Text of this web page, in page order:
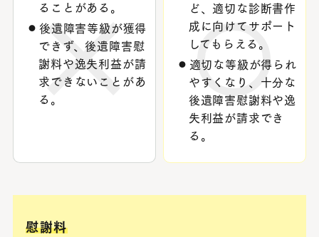
ることがある。
後遺障害等級が獲得
できず、後遺障害慰
謝料や逸失利益が請
求できないことがあ
る。
ど、適切な診断書作
成に向けてサポート
してもらえる。
適切な等級が得られ
やすくなり、十分な
後遺障害慰謝料や逸
失利益が請求でき
る。
慰謝料